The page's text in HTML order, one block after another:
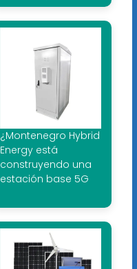
¿Montenegro Hybrid
Energy está
construyendo una
estación base 5G